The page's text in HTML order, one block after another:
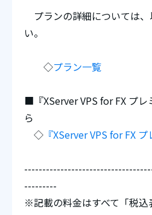
プランの詳細については
い。
◇プラン一覧
■『XServer VPS for FX プレ
ら
◇ 『XServer VPS for FX
---------
※記載の料金はすべて「税込